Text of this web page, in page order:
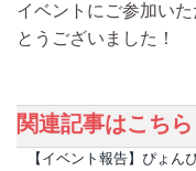
イベントにご参加い
とうございました！
関連記事はこちら
【イベント報告】ぴょん